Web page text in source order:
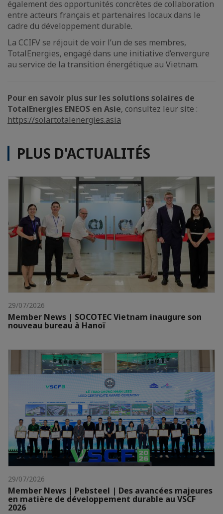
également des opportunités concrètes de collaboration
entre acteurs français et partenaires locaux dans le
cadre du développement durable.
La CCIFV se réjouit de voir l’un de ses membres,
TotalEnergies, engagé dans une initiative d’envergure
au service de la transition énergétique au Vietnam.
Pour en savoir plus sur les solutions solaires de
TotalEnergies ENEOS en Asie, consultez leur site :
https://solar.totalenergies.asia
PLUS D'ACTUALITÉS
29/07/2026
Member News | SOCOTEC Vietnam inaugure son
nouveau bureau à Hanoï
29/07/2026
Member News | Pebsteel | Des avancées majeures
en matière de développement durable au VSCF
2026